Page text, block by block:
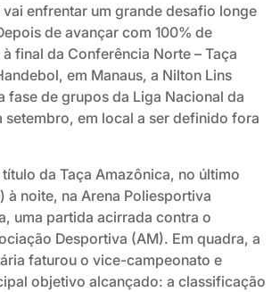
enfrentar um grande desafio longe
de avançar com 100% de
final da Conferência Norte – Taça
em Manaus, a Nilton Lins
fase de grupos da Liga Nacional da
setembro, em local a ser definido fora
da Taça Amazônica, no último
à noite, na Arena Poliesportiva
uma partida acirrada contra o
Desportiva (AM). Em quadra, a
faturou o vice-campeonato e
objetivo alcançado: a classificação